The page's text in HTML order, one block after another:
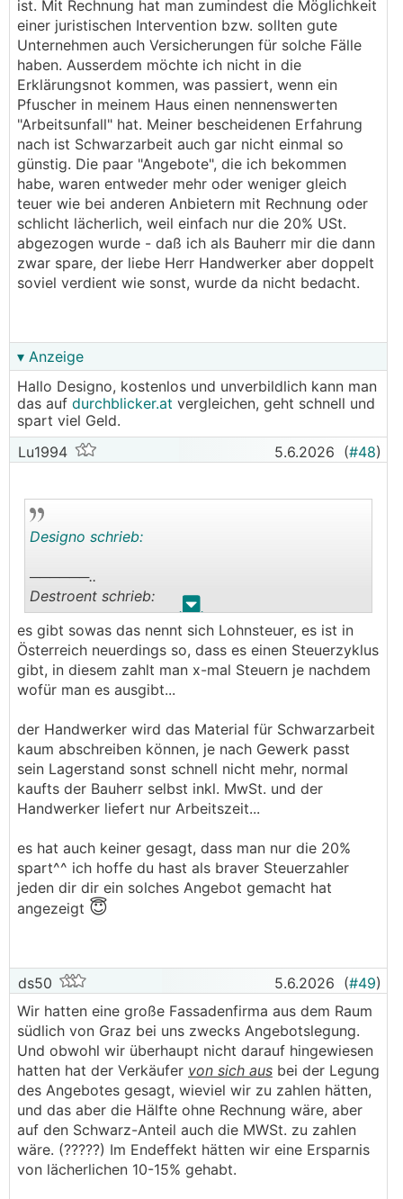
ist. Mit Rechnung hat man zumindest die Möglichkeit
einer juristischen Intervention bzw. sollten gute
Unternehmen auch Versicherungen für solche Fälle
haben. Ausserdem möchte ich nicht in die
Erklärungsnot kommen, was passiert, wenn ein
Pfuscher in meinem Haus einen nennenswerten
"Arbeitsunfall" hat. Meiner bescheidenen Erfahrung
nach ist Schwarzarbeit auch gar nicht einmal so
günstig. Die paar "Angebote", die ich bekommen
habe, waren entweder mehr oder weniger gleich
teuer wie bei anderen Anbietern mit Rechnung oder
schlicht lächerlich, weil einfach nur die 20% USt.
abgezogen wurde - daß ich als Bauherr mir die dann
zwar spare, der liebe Herr Handwerker aber doppelt
soviel verdient wie sonst, wurde da nicht bedacht.
▾ Anzeige
Hallo Designo, kostenlos und unverbildlich kann man
das auf durchblicker.at vergleichen, geht schnell und
spart viel Geld.
Lu1994
5.6.2026 (#48)
. .
Designo schrieb:
──────..
Destroent schrieb:
Viele Leute arbeiten für das Eigenheim sehr hart.
Wenn man das jetzt alles so streng sieht wie du
es gerne hättest, würde sich die Hälfte in
Österreich fragen: Für was Arbeite ich noch?
würde über kurz oder lang auch die Wirtschaft
treffen, auch wenn man es nicht glaubt. Unterm
Strich ist das Geld das du den Pfuscher zahlst e
schon versteuert und wenn er was kauft wirds
nochmal versteuert. Risiko hast du mit oder ohne
───────────────
Ich denke, das ist eine Grundsatzfrage. Ich halte
ein Eigenheim nicht für ein Grundrecht, sondern
Wohnen haben, aber dieses Wohnen ist nicht
automatisch ein Haus im Grünen. Ausserdem gibt
es Eigenheime um wenig Geld und welche um
Unsummen, auch hier muss man differenzieren.
Wenn ein Eigenheim meinen ultimativen
Lebensinhalt darstellt, der nur durch Betrug am
Finanzsystem erreichbar ist, dann sollte man
doch mal reflektieren und diese Motivation in
Frage stellen, finde ich. Wenn ich mir die Frage
stelle, wofür ich eigentlich arbeite, dann sicher
nicht für ein Eigenheim.
es gibt sowas das nennt sich Lohnsteuer, es ist in
Österreich neuerdings so, dass es einen Steuerzyklus
gibt, in diesem zahlt man x-mal Steuern je nachdem
wofür man es ausgibt...
der Handwerker wird das Material für Schwarzarbeit
kaum abschreiben können, je nach Gewerk passt
sein Lagerstand sonst schnell nicht mehr, normal
kaufts der Bauherr selbst inkl. MwSt. und der
Handwerker liefert nur Arbeitszeit...
es hat auch keiner gesagt, dass man nur die 20%
spart^^ ich hoffe du hast als braver Steuerzahler
jeden dir dir ein solches Angebot gemacht hat
angezeigt 😇
ds50 5.6.2026 (#49)
Wir hatten eine große Fassadenfirma aus dem Raum
südlich von Graz bei uns zwecks Angebotslegung.
Und obwohl wir überhaupt nicht darauf hingewiesen
hatten hat der Verkäufer von sich aus bei der Legung
des Angebotes gesagt, wieviel wir zu zahlen hätten,
und das aber die Hälfte ohne Rechnung wäre, aber
auf den Schwarz-Anteil auch die MWSt. zu zahlen
wäre. (?????) Im Endeffekt hätten wir eine Ersparnis
von lächerlichen 10-15% gehabt.